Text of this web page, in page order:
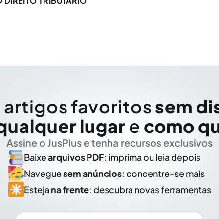
artigos favoritos sem
lugar e como
Assine o JusPlus e tenha recursos exclusivos
Baixearquivos PDF: imprima ou leia depois
Naveguesem anúncios: concentre-se mais
Esteja na frente: descubra novas ferramentas